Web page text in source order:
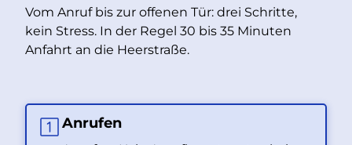
Vom Anruf bis zur offenen Tür: drei Schritte,
kein Stress. In der Regel 30 bis 35 Minuten
Anfahrt an die Heerstraße.
Anrufen